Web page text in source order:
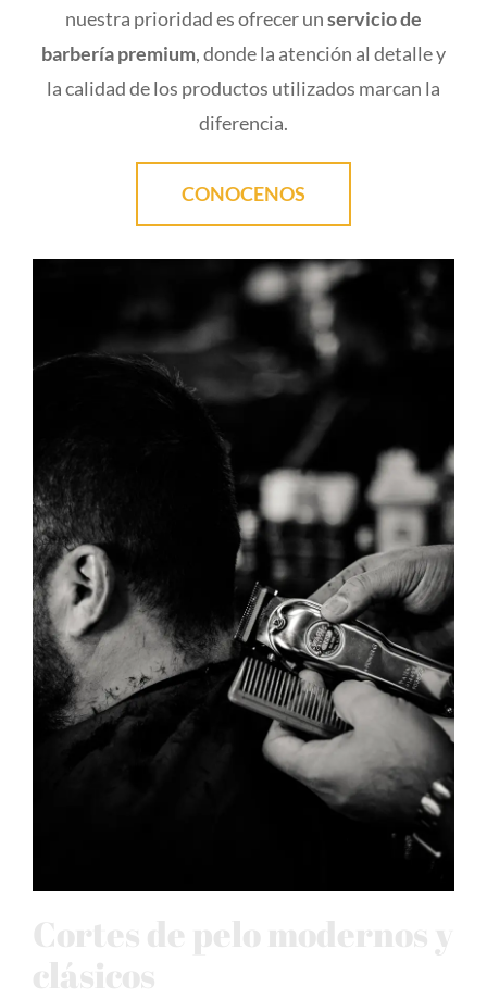
nuestra prioridad es ofrecer unservicio de
barbería premium, donde la atención al detalle y
la calidad de los productos utilizados marcan la
diferencia.
CONOCENOS